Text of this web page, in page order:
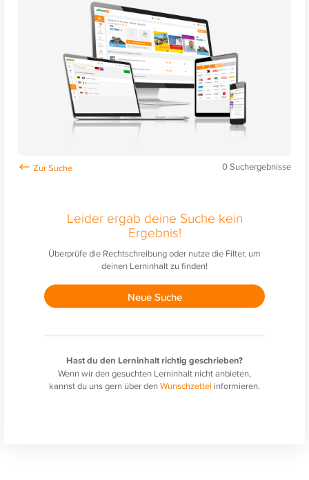
0Suchergebnisse
Leider ergab deine Suche kein
Ergebnis!
Überprüfe die Rechtschreibung oder nutze die Filter, um
deinen Lerninhalt zu finden!
Neue Suche
Hast du den Lerninhalt richtig geschrieben?
Wenn wir den gesuchten Lerninhalt nicht anbieten,
kannst du uns gern über denWunschzettel informieren.